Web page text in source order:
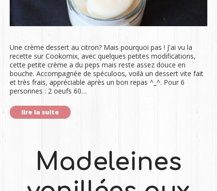
Une crème dessert au citron? Mais pourquoi pas ! J'ai vu la
recette sur Cookomix, avec quelques petites modifications,
cette petite crème a du peps mais reste assez douce en
bouche. Accompagnée de spéculoos, voilà un dessert vite fait
et très frais, appréciable après un bon repas ^_^. Pour 6
personnes : 2 oeufs 60…
lire la suite
Madeleines